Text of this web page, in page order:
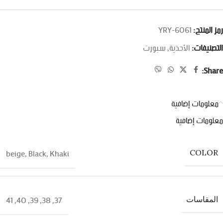
رمز المنتج:YRY-6061
التصنيفات:الأحذية,سبورت
Share:
معلومات إضافية
معلومات إضافية
COLOR
beige,Black,Khaki
المقاسات 37
,
38
,
39
,
40
,
41